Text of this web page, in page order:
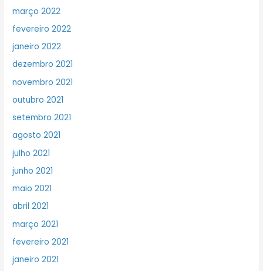
março 2022
fevereiro 2022
janeiro 2022
dezembro 2021
novembro 2021
outubro 2021
setembro 2021
agosto 2021
julho 2021
junho 2021
maio 2021
abril 2021
março 2021
fevereiro 2021
janeiro 2021